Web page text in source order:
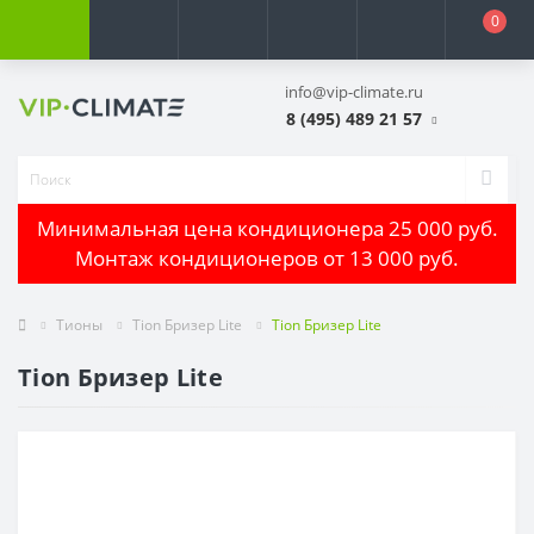
0
info@vip-climate.ru
8 (495) 489 21 57
Минимальная цена кондиционера 25 000 руб.
Монтаж кондиционеров от 13 000 руб.
Тионы Tion Бризер Lite Tion Бризер Lite
Tion Бризер Lite